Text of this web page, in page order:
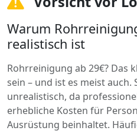
Warum
realistisch ist
Rohrreinigung ab 29€? Das
sein – und ist es meist auch.
unrealistisch, da
erhebliche Kosten für
Ausrüstung beinhaltet.